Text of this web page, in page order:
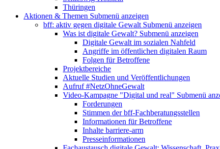
Thüringen
Aktionen & Themen Submenü anzeigen
bff: aktiv gegen digitale Gewalt Submenü anzeigen
Was ist digitale Gewalt? Submenü anzeigen
Digitale Gewalt im sozialen Nahfeld
Angriffe im öffentlichen digitalen Raum
Folgen für Betroffene
Projektbereiche
Aktuelle Studien und Veröffentlichungen
Aufruf #NetzOhneGewalt
Video-Kampagne "Digital und real" Submenü
Forderungen
Stimmen der bff-Fachberatungsstellen
Informationen für Betroffene
Inhalte barriere-arm
Presseinformationen